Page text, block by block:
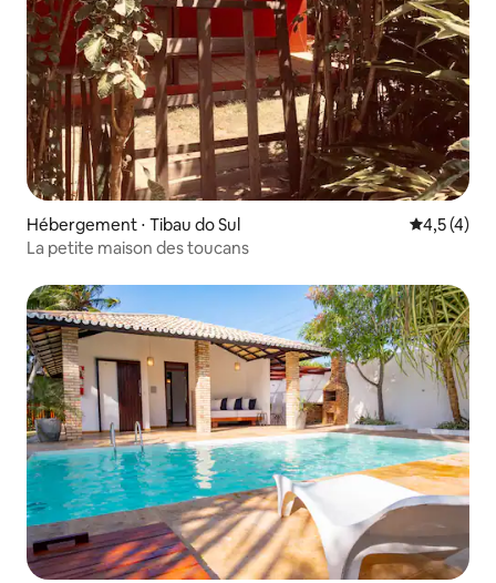
Hébergement ⋅ Tibau do Sul Évaluation
4,5 (4)
La petite maison des toucans